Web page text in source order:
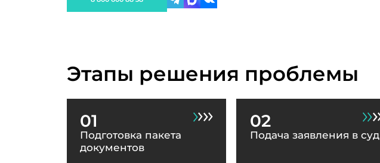
Этапы решения проблемы
01
Подготовка пакета
документов
02
Подача заявления в суд